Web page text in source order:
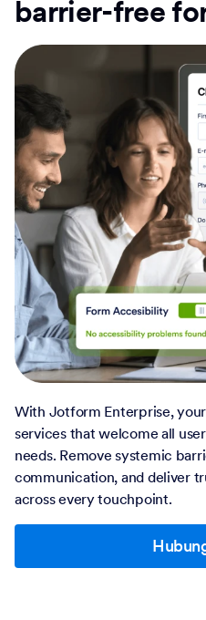
barrier-free
With Jotform Enterprise,
services that welcome all
needs. Remove systemic
communication, and deliver
across every touchpoint.